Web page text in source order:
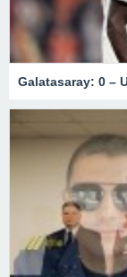
Galatasaray: 0 –